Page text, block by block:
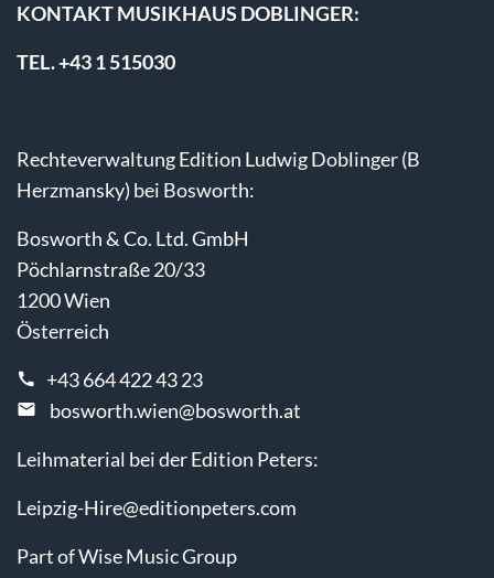
KONTAKT MUSIKHAUS DOBLINGER:
TEL. +43 1 515030
Rechteverwaltung Edition Ludwig Doblinger (B
Herzmansky) bei Bosworth:
Bosworth & Co. Ltd. GmbH
Pöchlarnstraße 20/33
1200 Wien
Österreich
+43 664 422 43 23
bosworth.wien@bosworth.at
Leihmaterial bei der Edition Peters:
Leipzig-Hire@editionpeters.com
Part of Wise Music Group